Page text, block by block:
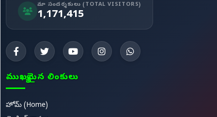
మా సందర్శకులు (TOTAL VISITORS)
1,171,415
ముఖ్యమైన లింకులు
హోమ్ (Home)